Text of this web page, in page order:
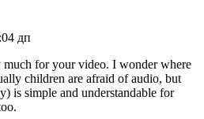
дп
much for your video. I wonder where
children are afraid of audio, but
is simple and understandable for